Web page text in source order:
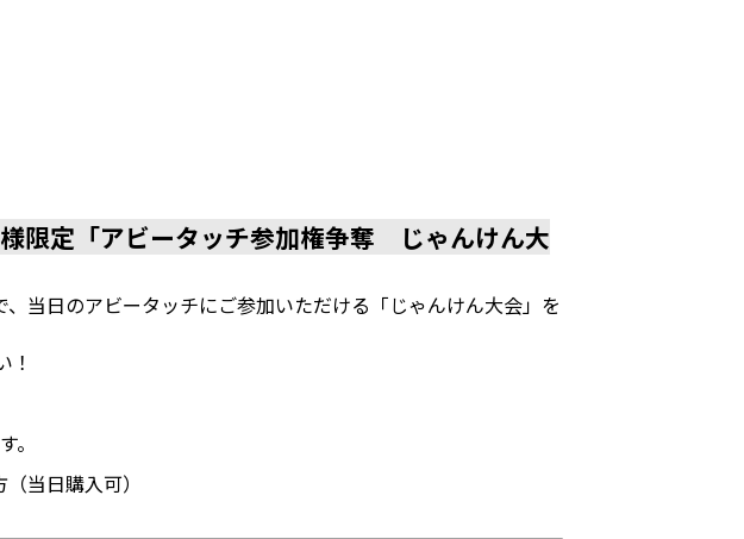
定「アビータッチ参加権争奪 じゃんけん大
当日のアビータッチにご参加いただける「じゃんけん大会」を
当日購入可）